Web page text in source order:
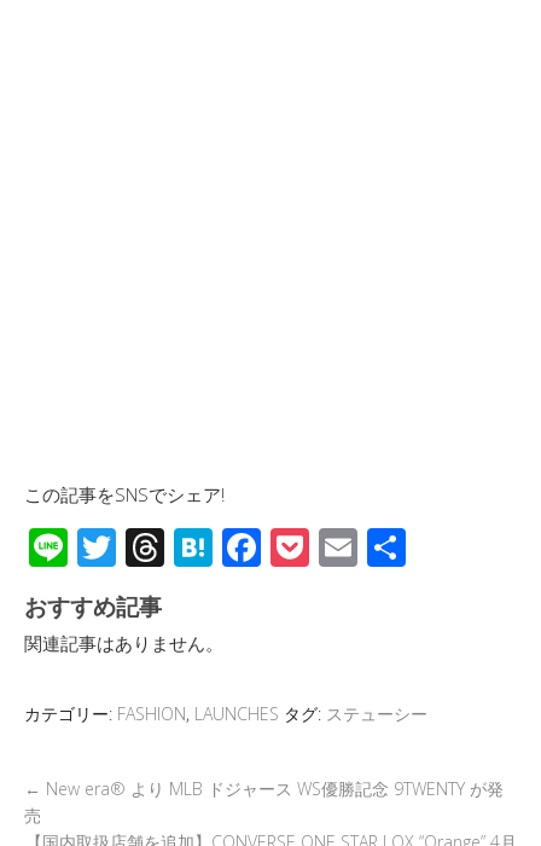
この記事をSNSでシェア!
Li
n
e
T
wi
tt
er
T
e
a
d
H
a
F
o
k
P E
おすすめ記事
関連記事はありません。
カテゴリー: FASHION, LAUNCHES タグ: ステューシー
← New era® より MLB ドジャース WS優勝記念 9TWENTY が発
売